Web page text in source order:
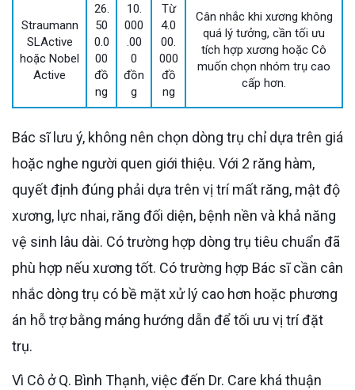
Straumann
SLActive
hoặc Nobel
Active
26.
50
0.0
00
đồ
ng
10.
000
.00
0
đồn
g
Từ
4.0
00.
000
đồ
ng
Cân nhắc khi xương không
quá lý tưởng, cần tối ưu
tích hợp xương hoặc Cô
muốn chọn nhóm trụ cao
cấp hơn.
Bác sĩ lưu ý, không nên chọn dòng trụ chỉ dựa trên giá
hoặc nghe người quen giới thiệu. Với 2 răng hàm,
quyết định đúng phải dựa trên vị trí mất răng, mật độ
xương, lực nhai, răng đối diện, bệnh nền và khả năng
vệ sinh lâu dài. Có trường hợp dòng trụ tiêu chuẩn đã
phù hợp nếu xương tốt. Có trường hợp Bác sĩ cần cân
nhắc dòng trụ có bề mặt xử lý cao hơn hoặc phương
án hỗ trợ bằng máng hướng dẫn để tối ưu vị trí đặt
trụ.
Vì Cô ở Q. Bình Thạnh, việc đến Dr. Care khá thuận